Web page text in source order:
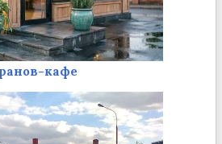
кафе